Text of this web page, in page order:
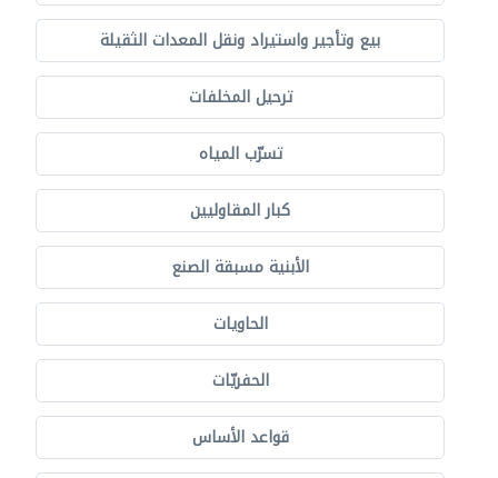
بيع وتأجير واستيراد ونقل المعدات الثقيلة
ترحيل المخلفات
تسرّب المياه
كبار المقاوليين
الأبنية مسبقة الصنع
الحاويات
الحفريّات
قواعد الأساس